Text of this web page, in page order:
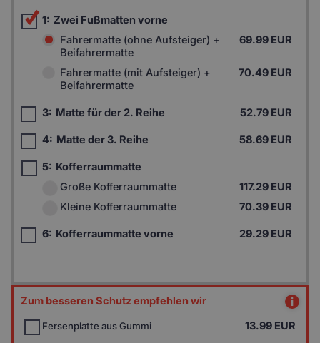
1: Zwei Fußmatten vorne
Fahrermatte (ohne Aufsteiger) +
Beifahrermatte
69.99 EUR
Fahrermatte (mit Aufsteiger) +
Beifahrermatte
70.49 EUR
3: Matte für der 2. Reihe 52.79 EUR
4: Matte der 3. Reihe 58.69 EUR
5: Kofferraummatte
Große Kofferraummatte
117.29 EUR
Kleine Kofferraummatte
70.39 EUR
6: Kofferraummatte vorne 29.29 EUR
Zum besseren Schutz empfehlen wir i
Fersenplatte aus Gummi 13.99 EUR